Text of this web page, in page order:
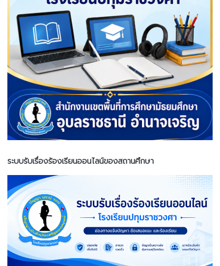
ระบบรับเรื่องร้องเรียนออนไลน์ของสถานศึกษา